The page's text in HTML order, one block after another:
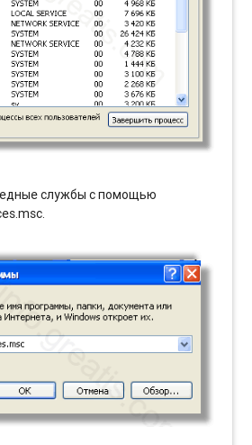
службы с помощью